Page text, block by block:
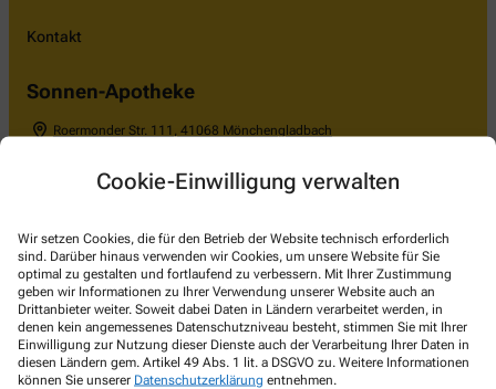
Cookie-Einwilligung verwalten
Wir setzen Cookies, die für den Betrieb der Website technisch erforderlich
sind. Darüber hinaus verwenden wir Cookies, um unsere Website für Sie
optimal zu gestalten und fortlaufend zu verbessern. Mit Ihrer Zustimmung
geben wir Informationen zu Ihrer Verwendung unserer Website auch an
Drittanbieter weiter. Soweit dabei Daten in Ländern verarbeitet werden, in
denen kein angemessenes Datenschutzniveau besteht, stimmen Sie mit Ihrer
Einwilligung zur Nutzung dieser Dienste auch der Verarbeitung Ihrer Daten in
diesen Ländern gem. Artikel 49 Abs. 1 lit. a DSGVO zu. Weitere Informationen
können Sie unserer Datenschutzerklärung entnehmen.
Kontakt
Sonnen-Apotheke
Roermonder Str. 111 , 41068 Mönchengladbach
02161837322
info@sonnenapotheke-mg.de